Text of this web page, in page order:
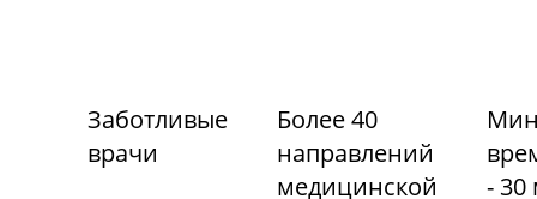
Заботливые
врачи
Более 40
направлений
медицинской
- 30